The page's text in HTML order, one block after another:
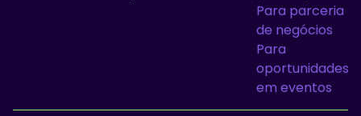
Para parceria
de negócios
Para
oportunidades
em eventos